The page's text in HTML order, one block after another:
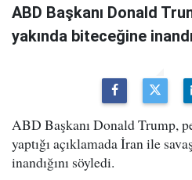
ABD Başkanı Donald
yakında biteceğine
ABD Başkanı Donald Trump,
yaptığı açıklamada İran ile
inandığını söyledi.